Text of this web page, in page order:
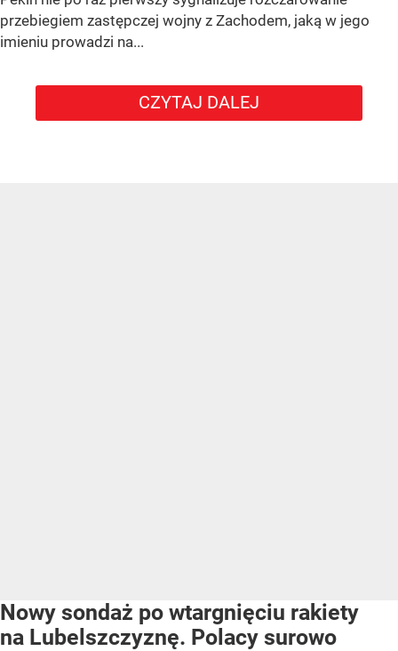
przebiegiem zastępczej wojny z Zachodem, jaką w jego
imieniu prowadzi na...
CZYTAJ DALEJ
Nowy sondaż po wtargnięciu rakiety
na Lubelszczyznę. Polacy surowo